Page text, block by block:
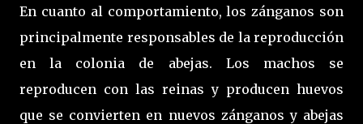
En cuanto al comportamiento, los zánganos son
principalmente responsables de la reproducción
en la colonia de abejas. Los machos se
reproducen con las reinas y producen huevos
que se convierten en nuevos zánganos y abejas